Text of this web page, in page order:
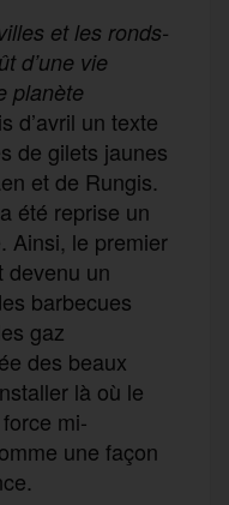
et les ronds-
d’une vie
planète
d’avril un texte
de gilets jaunes
et de Rungis.
été reprise un
Ainsi, le premier
devenu un
barbecues
gaz
des beaux
là où le
mi-
une façon